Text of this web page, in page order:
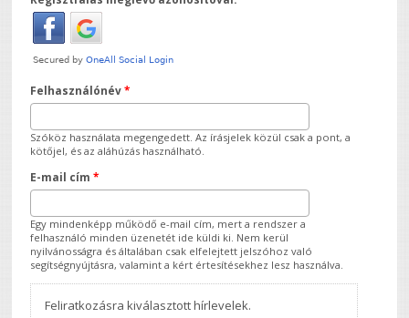
Felhasználónév*
Szóköz használata megengedett. Az írásjelek közül csak a pont, a
kötőjel, és az aláhúzás használható.
E-mail cím*
Egy mindenképp működő e-mail cím, mert a rendszer a
felhasználó minden üzenetét ide küldi ki. Nem kerül
nyilvánosságra és általában csak elfelejtett jelszóhoz való
segítségnyújtásra, valamint a kért értesítésekhez lesz használva.
Feliratkozásra kiválasztott hírlevelek.